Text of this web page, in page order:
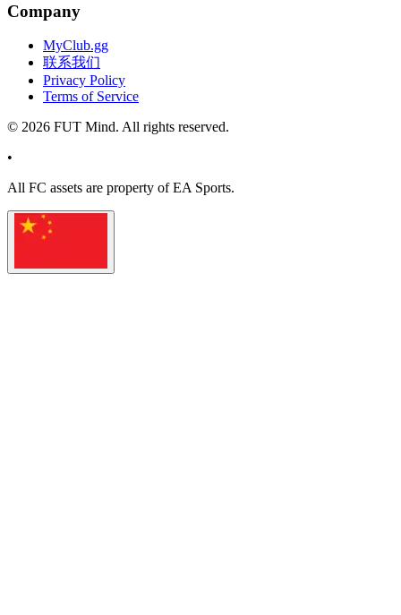
Company
MyClub.gg
联系我们
Privacy Policy
Terms of Service
© 2026 FUT Mind. All rights reserved.
•
All FC assets are property of EA Sports.